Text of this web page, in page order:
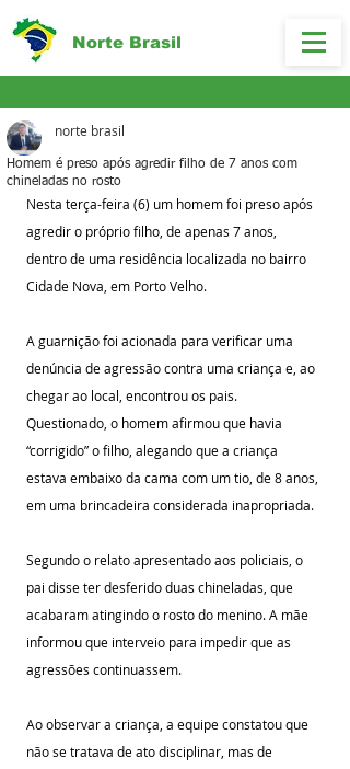
Norte Brasil
Homem é preso após agredir filho de 7 anos com
chineladas no rosto
norte brasil
Nesta terça-feira (6) um homem foi preso após
agredir o próprio filho, de apenas 7 anos,
dentro de uma residência localizada no bairro
Cidade Nova, em Porto Velho.
A guarnição foi acionada para verificar uma
denúncia de agressão contra uma criança e, ao
chegar ao local, encontrou os pais.
Questionado, o homem afirmou que havia
“corrigido” o filho, alegando que a criança
estava embaixo da cama com um tio, de 8 anos,
em uma brincadeira considerada inapropriada.
Segundo o relato apresentado aos policiais, o
pai disse ter desferido duas chineladas, que
acabaram atingindo o rosto do menino. A mãe
informou que interveio para impedir que as
agressões continuassem.
Ao observar a criança, a equipe constatou que
não se tratava de ato disciplinar, mas de